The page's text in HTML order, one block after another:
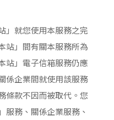
」就您使用本服務之完
站」間有關本服務所為
站」電子信箱服務仍應
係企業間就使用該服務
條款不因而被取代。您
服務、關係企業服務、